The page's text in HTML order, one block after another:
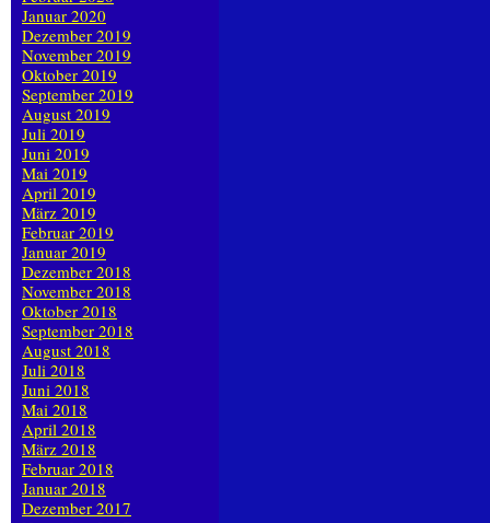
Januar 2020
Dezember 2019
November 2019
Oktober 2019
September 2019
August 2019
Juli 2019
Juni 2019
Mai 2019
April 2019
März 2019
Februar 2019
Januar 2019
Dezember 2018
November 2018
Oktober 2018
September 2018
August 2018
Juli 2018
Juni 2018
Mai 2018
April 2018
März 2018
Februar 2018
Januar 2018
Dezember 2017